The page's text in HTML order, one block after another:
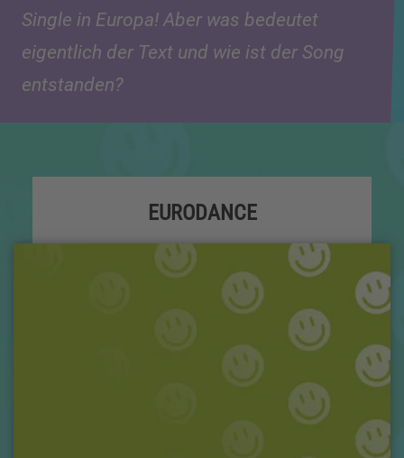
Single in Europa! Aber was bedeutet
eigentlich der Text und wie ist der Song
entstanden?
EURODANCE